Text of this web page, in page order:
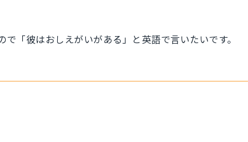
「彼はおしえがいがある」と英語で言いたいです。